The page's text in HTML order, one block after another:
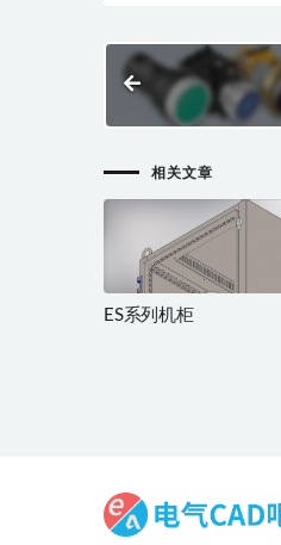
相关文章
ES系列机柜